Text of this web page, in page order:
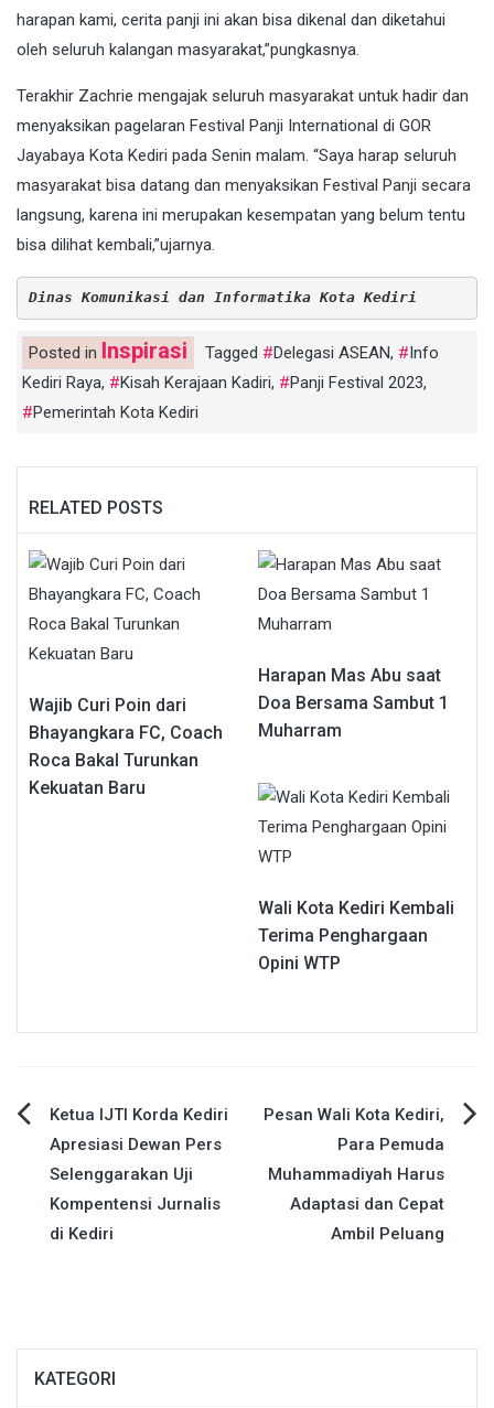
harapan kami, cerita panji ini akan bisa dikenal dan diketahui
oleh seluruh kalangan masyarakat,”pungkasnya.
Terakhir Zachrie mengajak seluruh masyarakat untuk hadir dan
menyaksikan pagelaran Festival Panji International di GOR
Jayabaya Kota Kediri pada Senin malam. “Saya harap seluruh
masyarakat bisa datang dan menyaksikan Festival Panji secara
langsung, karena ini merupakan kesempatan yang belum tentu
bisa dilihat kembali,”ujarnya.
Dinas Komunikasi dan Informatika Kota Kediri
Posted in Inspirasi Tagged Delegasi ASEAN,
Info
Kediri Raya, Kisah Kerajaan Kadiri, Panji Festival 2023,
Pemerintah Kota Kediri
RELATED POSTS
Wajib Curi Poin dari
Bhayangkara FC, Coach
Roca Bakal Turunkan
Kekuatan Baru
Harapan Mas Abu saat
Doa Bersama Sambut 1
Muharram
Wali Kota Kediri Kembali
Terima Penghargaan
Opini WTP
Navigasi
pos
Ketua IJTI Korda Kediri
Apresiasi Dewan Pers
Selenggarakan Uji
Kompentensi Jurnalis
di Kediri
Pesan Wali Kota Kediri,
Para Pemuda
Muhammadiyah Harus
Adaptasi dan Cepat
Ambil Peluang
KATEGORI